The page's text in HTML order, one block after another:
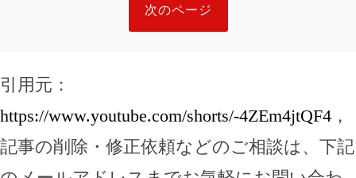
次のページ
引用元：
https://www.youtube.com/shorts/-4ZEm4jtQF4 ，
記事の削除・修正依頼などのご相談は、下記